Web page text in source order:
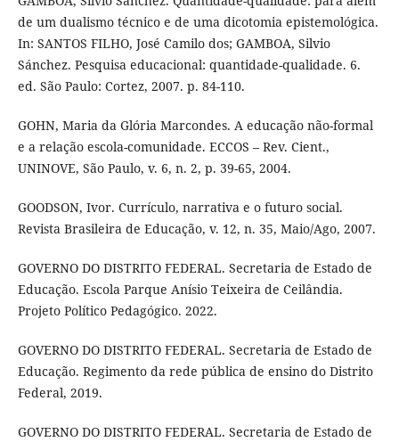
de um dualismo técnico e de uma dicotomia epistemológica.
In: SANTOS FILHO, José Camilo dos; GAMBOA, Silvio
Sánchez. Pesquisa educacional: quantidade-qualidade. 6.
ed. São Paulo: Cortez, 2007. p. 84-110.
GOHN, Maria da Glória Marcondes. A educação não-formal
e a relação escola-comunidade. ECCOS – Rev. Cient.,
UNINOVE, São Paulo, v. 6, n. 2, p. 39-65, 2004.
GOODSON, Ivor. Currículo, narrativa e o futuro social.
Revista Brasileira de Educação, v. 12, n. 35, Maio/Ago, 2007.
GOVERNO DO DISTRITO FEDERAL. Secretaria de Estado de
Educação. Escola Parque Anísio Teixeira de Ceilândia.
Projeto Político Pedagógico. 2022.
GOVERNO DO DISTRITO FEDERAL. Secretaria de Estado de
Educação. Regimento da rede pública de ensino do Distrito
Federal, 2019.
GOVERNO DO DISTRITO FEDERAL. Secretaria de Estado de